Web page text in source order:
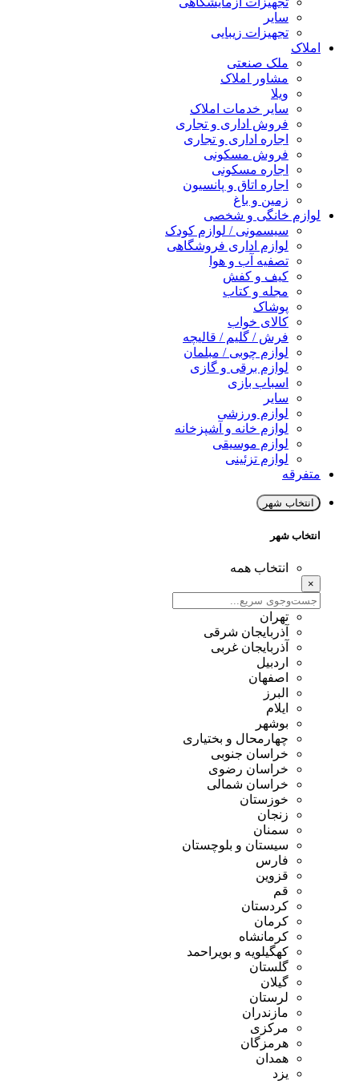
سایر
تجهیزات زیبایی
املاک
ملک صنعتی
مشاور املاک
ویلا
سایر خدمات املاک
فروش اداری و تجاری
اجاره اداری و تجاری
فروش مسکونی
اجاره مسکونی
اجاره اتاق و پانسیون
زمین و باغ
لوازم خانگی و شخصی
سیسمونی / لوازم کودک
لوازم اداری فروشگاهی
تصفیه آب و هوا
کیف و کفش
مجله و کتاب
پوشاک
کالای خواب
فرش / گلیم / قالیچه
لوازم چوبی / مبلمان
لوازم برقی و گازی
اسباب بازی
سایر
لوازم ورزشی
لوازم خانه و آشپزخانه
لوازم موسیقی
لوازم تزئینی
متفرقه
انتخاب شهر
انتخاب شهر
انتخاب همه
×
تهران
آذربایجان شرقی
آذربایجان غربی
اردبیل
اصفهان
البرز
ایلام
بوشهر
چهارمحال و بختیاری
خراسان جنوبی
خراسان رضوی
خراسان شمالی
خوزستان
زنجان
سمنان
سیستان و بلوچستان
فارس
قزوین
قم
کردستان
کرمان
کرمانشاه
کهگیلویه و بویراحمد
گلستان
گیلان
لرستان
مازندران
مرکزی
هرمزگان
همدان
یزد